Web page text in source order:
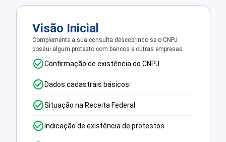
Visão Inicial
Complemente a sua consulta descobrindo se o CNPJ
possui algum protesto com bancos e outras empresas.
Confirmação de existência do CNPJ
Dados cadastrais básicos
Situação na Receita Federal
Indicação de existência de protestos